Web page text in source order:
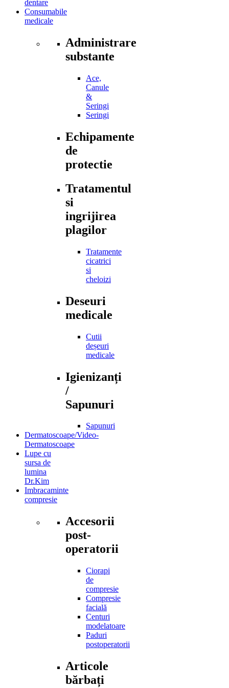
dentare
Consumabile
medicale
Administrare
substante
Ace,
Canule
&
Seringi
Seringi
Echipamente
de
protectie
Tratamentul
si
ingrijirea
plagilor
Tratamente
cicatrici
si
cheloizi
Deseuri
medicale
Cutii
deșeuri
medicale
Igienizanți
/
Sapunuri
Sapunuri
Dermatoscoape/Video-
Dermatoscoape
Lupe cu
sursa de
lumina
Dr.Kim
Imbracaminte
compresie
Accesorii
post-
operatorii
Ciorapi
de
compresie
Compresie
facială
Centuri
modelatoare
Paduri
postoperatorii
Articole
bărbați